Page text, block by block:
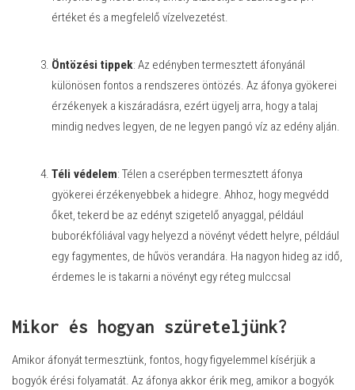
értéket és a megfelelő vízelvezetést.
Öntözési tippek: Az edényben termesztett áfonyánál
különösen fontos a rendszeres öntözés. Az áfonya gyökerei
érzékenyek a kiszáradásra, ezért ügyelj arra, hogy a talaj
mindig nedves legyen, de ne legyen pangó víz az edény alján.
Téli védelem: Télen a cserépben termesztett áfonya
gyökerei érzékenyebbek a hidegre. Ahhoz, hogy megvédd
őket, tekerd be az edényt szigetelő anyaggal, például
buborékfóliával vagy helyezd a növényt védett helyre, például
egy fagymentes, de hűvös verandára. Ha nagyon hideg az idő,
érdemes le is takarni a növényt egy réteg mulccsal
Mikor és hogyan szüreteljünk?
Amikor áfonyát termesztünk, fontos, hogy figyelemmel kísérjük a
bogyók érési folyamatát. Az áfonya akkor érik meg, amikor a bogyók